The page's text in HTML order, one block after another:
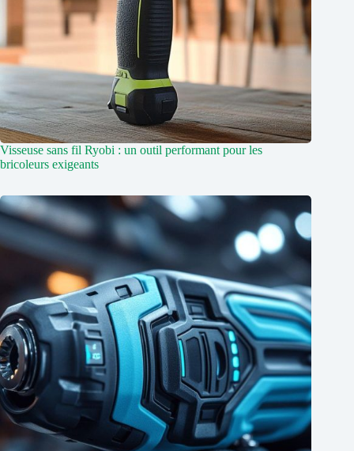
Visseuse sans fil Ryobi : un outil performant pour les
bricoleurs exigeants